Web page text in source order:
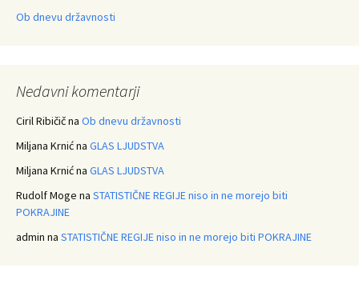
Ob dnevu državnosti
Nedavni komentarji
Ciril Ribičična Ob dnevu državnosti
Miljana Krnićna GLAS LJUDSTVA
Miljana Krnićna GLAS LJUDSTVA
Rudolf Moge na STATISTIČNE REGIJE niso in ne morejo biti
POKRAJINE
admin na STATISTIČNE REGIJE niso in ne morejo biti POKRAJINE